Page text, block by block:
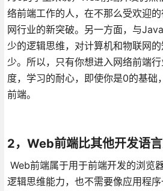
络前端工作的人，在不那么受欢迎
网行业的新突破。另一方面，与
少的逻辑思维，对计算机和物联网
少。所以，只有你想进入网络前端
度，学习的耐心，即使你是0的基础
前端。
2，Web前端比其他开发语
Web前端属于用于前端开发的浏览
逻辑思维能力，也不需要像应用程